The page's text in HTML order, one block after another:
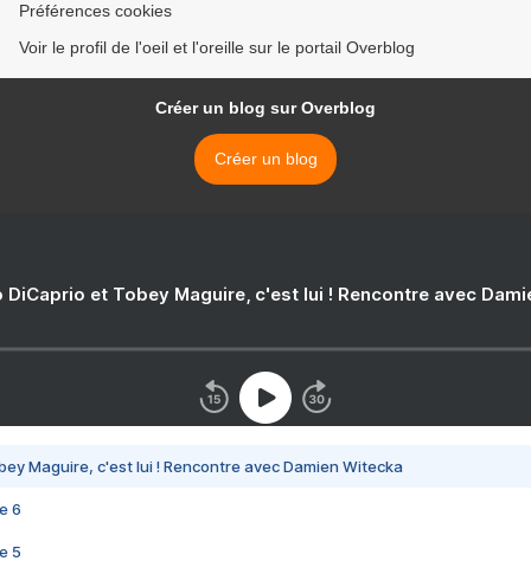
Préférences cookies
Voir le profil de l'oeil et l'oreille sur le portail Overblog
Créer un blog sur Overblog
Créer un blog
DiCaprio et Tobey Maguire, c'est lui ! Rencontre avec
Maguire, c'est lui ! Rencontre avec Damien Witecka
6
5